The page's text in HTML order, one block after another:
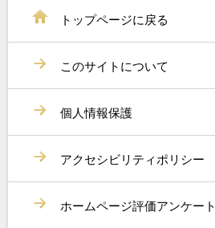
トップページに戻る
このサイトについて
個人情報保護
アクセシビリティポリシー
ホームページ評価アンケート